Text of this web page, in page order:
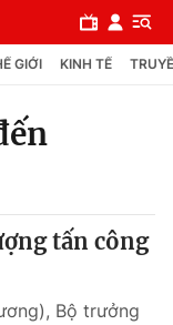
GIỚI KINH TẾ
tấn công
Bộ trưởng